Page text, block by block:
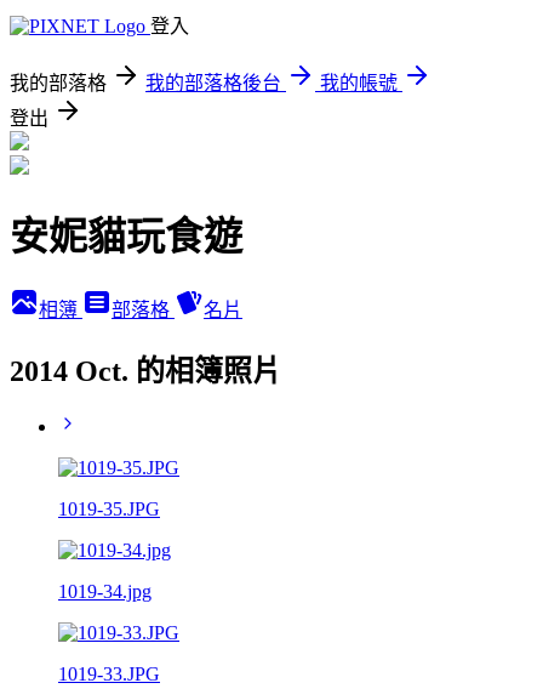
登入
我的部落格 我的部落格後台
我的帳號
登出
安妮貓玩食遊
相簿 部落格 名片
2014 Oct. 的相簿照片
1019-35.JPG
1019-34.jpg
1019-33.JPG